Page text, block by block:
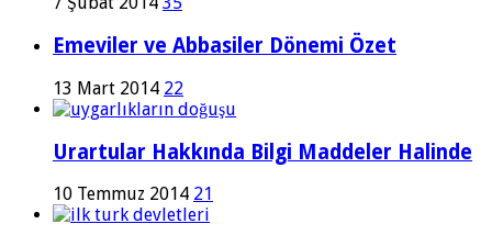
Emeviler ve Abbasiler Dönemi Özet
13 Mart 2014 22
Urartular Hakkında Bilgi Maddeler Halinde
10 Temmuz 2014 21